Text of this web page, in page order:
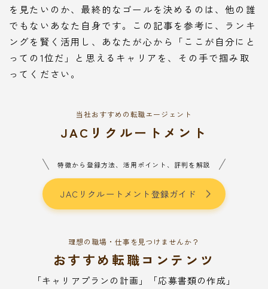
を見たいのか、最終的なゴールを決めるのは、他の誰
でもないあなた自身です。この記事を参考に、ランキ
ングを賢く活用し、あなたが心から「ここが自分にと
っての1位だ」と思えるキャリアを、その手で掴み取
ってください。
当社おすすめの転職エージェント
JACリクルートメント
特徴から登録方法、活用ポイント、評判を解説
JACリクルートメント登録ガイド
理想の職場・仕事を見つけませんか？
おすすめ転職コンテンツ
「キャリアプランの計画」「応募書類の作成」